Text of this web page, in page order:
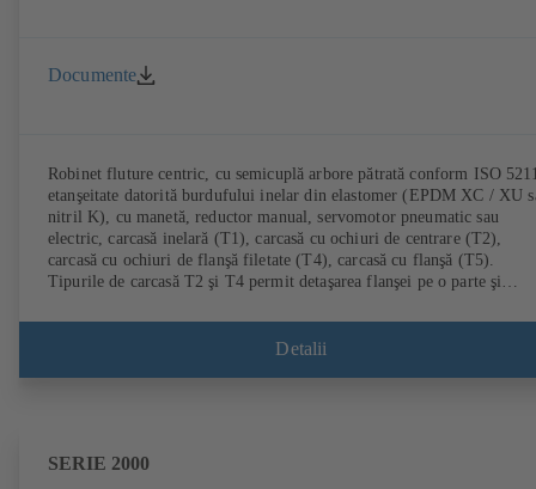
Documente
Robinet fluture centric, cu semicuplă arbore pătrată conform ISO
etanşeitate datorită burdufului inelar din elastomer (EPDM XC / XU
nitril K), cu manetă, reductor manual, servomotor pneumatic sau
electric, carcasă inelară (T1), carcasă cu ochiuri de centrare (T2),
carcasă cu ochiuri de flanşă filetate (T4), carcasă cu flanşă (T5).
Tipurile de carcasă T2 şi T4 permit detaşarea flanşei pe o parte şi
sau oţel inoxidabil. Racorduri conform EN.
Detalii
SERIE 2000